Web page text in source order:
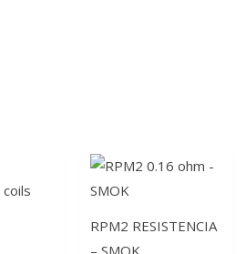
RPM2 RESISTENCIA
– SMOK